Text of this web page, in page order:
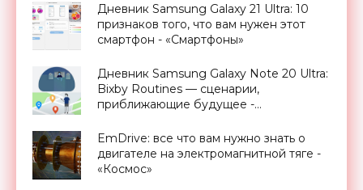
Дневник Samsung Galaxy 21 Ultra: 10
признаков того, что вам нужен этот
смартфон - «Смартфоны»
Дневник Samsung Galaxy Note 20 Ultra:
Bixby Routines — сценарии,
приближающие будущее -
EmDrive: все что вам нужно знать о
двигателе на электромагнитной тяге -
«Космос»